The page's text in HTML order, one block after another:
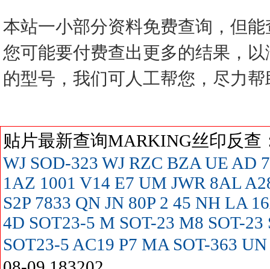
本站一小部分资料免费查询，但
您可能要付费查出更多的结果，
的型号，我们可人工帮您，尽力
贴片最新查询MARKING丝印反
WJ SOD-323 WJ RZC BZA UE AD
1AZ 1001 V14 E7 UM JWR 8AL
S2P 7833 QN JN 80P 2 45 NH LA
4D SOT23-5 M SOT-23 M8 SOT-23
SOT23-5 AC19 P7 MA SOT-363 UN